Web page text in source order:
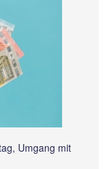
Umgang mit